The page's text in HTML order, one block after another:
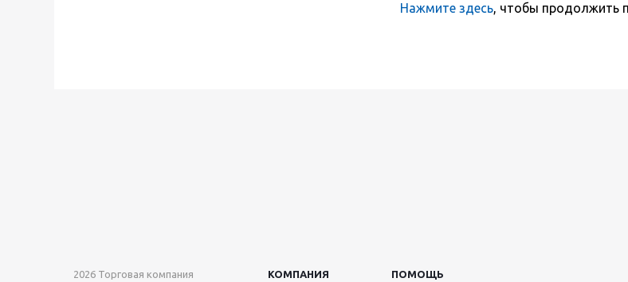
Нажмите здесь, чтобы продолжить
2026 Торговая компания КОМПАНИЯ ПОМОЩЬ